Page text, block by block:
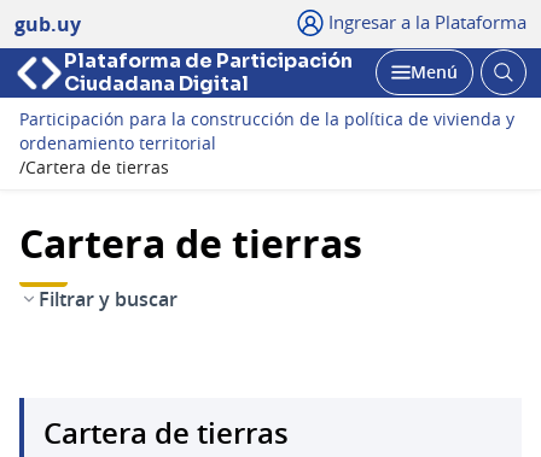
gub.uy Ingresar a la Plataforma
Plataforma de Participación
Ciudadana Digital
Abrir
Menú
Participación para la construcción de la política de vivienda y
ordenamiento territorial
/Cartera de tierras
Cartera de tierras
Filtrar y buscar
Cartera de tierras